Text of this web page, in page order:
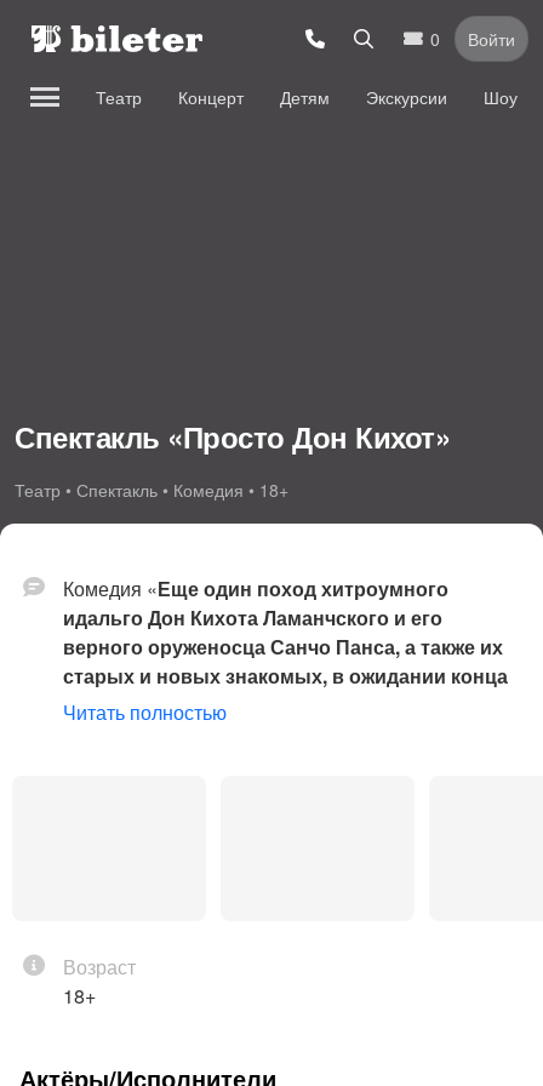
0 Войти
Театр Концерт Детям Экскурсии Шоу
Спектакль «Просто Дон Кихот»
Театр • Спектакль • Комедия • 18+
Комедия «Еще один поход хитроумного
идальго Дон Кихота Ламанчского и его
верного оруженосца Санчо Панса, а также их
старых и новых знакомых, в ожидании конца
известных времен, или просто Дон Кихот
18+
Читать полностью
Возраст
18+
Актёры/Исполнители